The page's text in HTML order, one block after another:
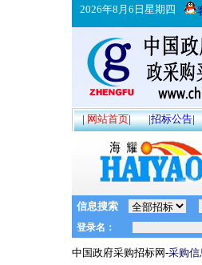
2026年8月6日星期四
|网站首页| |招标公告|
信息搜索
中国政府采购招标网-采购信